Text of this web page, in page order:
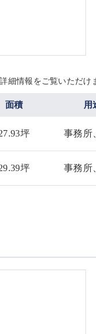
細情報をご覧いただけ
面積 用
坪 事務所
坪 事務所